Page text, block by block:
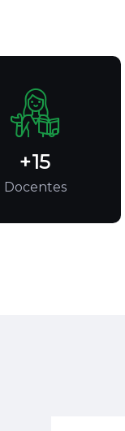
+19
Docentes